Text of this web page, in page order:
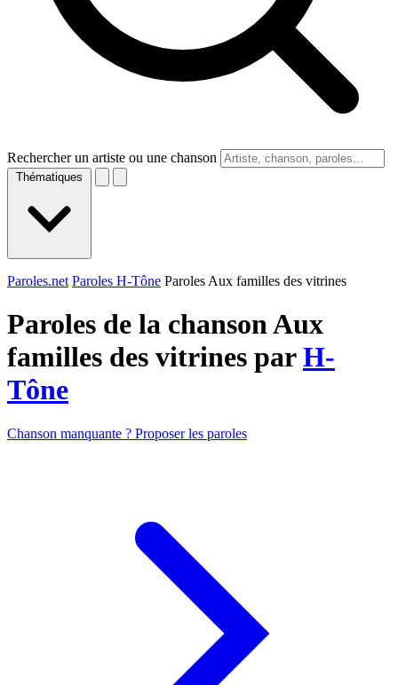
Rechercher un artiste ou une chanson
Thématiques
Paroles.net Paroles H-Tône Paroles Aux familles des vitrines
Paroles de la chanson Aux
familles des vitrines parH-
Tône
Chanson manquante ? Proposer les paroles